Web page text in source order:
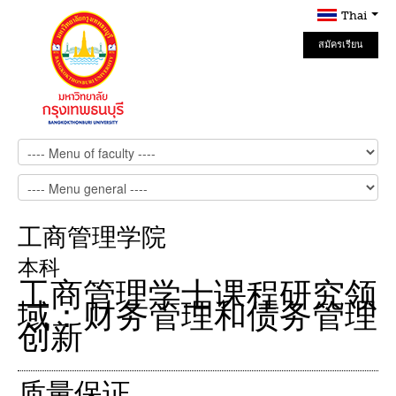
Thai
สมัครเรียน
Online
工商管理学院
本科
工商管理学士课程研究领
域：财务管理和债务管理
创新